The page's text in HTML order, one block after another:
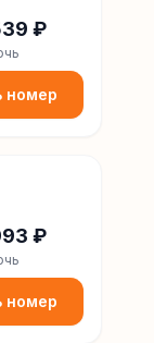
₽
номер
₽
номер